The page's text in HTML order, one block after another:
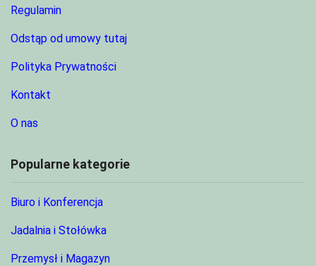
Regulamin
Odstąp od umowy tutaj
Polityka Prywatności
Kontakt
O nas
Popularne kategorie
Biuro i Konferencja
Jadalnia i Stołówka
Przemysł i Magazyn